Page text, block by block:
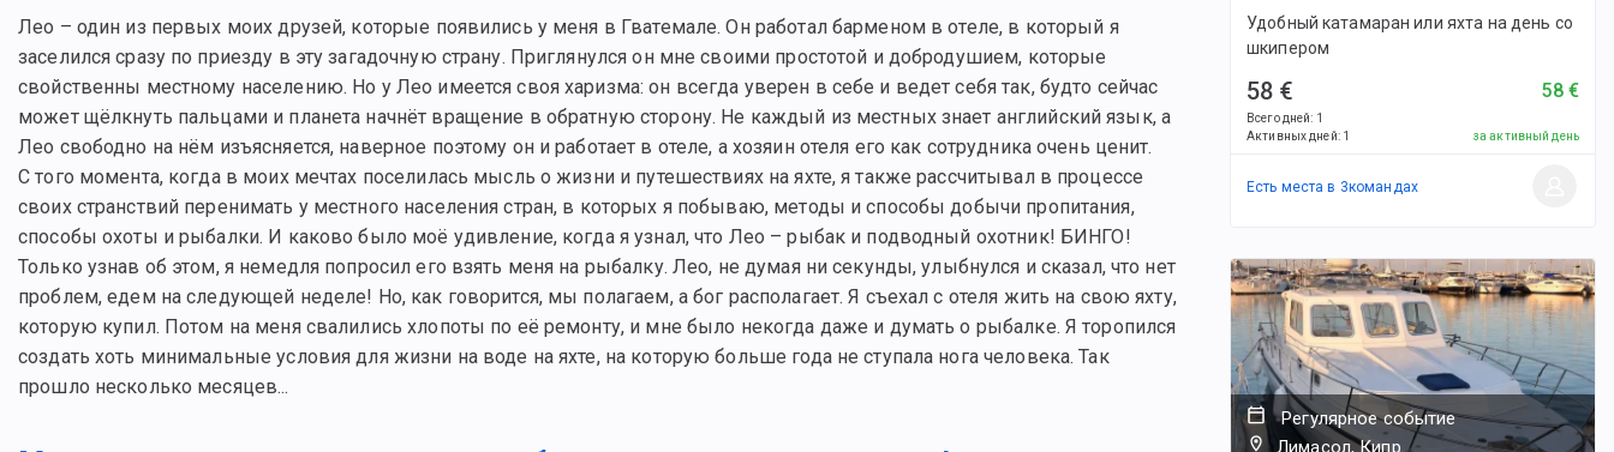
Лео – один из первых моих друзей, которые появились у меня в Гватемале. Он работал барменом в отеле, в который я
заселился сразу по приезду в эту загадочную страну. Приглянулся он мне своими простотой и добродушием, которые
свойственны местному населению. Но у Лео имеется своя харизма: он всегда уверен в себе и ведет себя так, будто сейчас
может щёлкнуть пальцами и планета начнёт вращение в обратную сторону. Не каждый из местных знает английский язык, а
Лео свободно на нём изъясняется, наверное поэтому он и работает в отеле, а хозяин отеля его как сотрудника очень ценит.
С того момента, когда в моих мечтах поселилась мысль о жизни и путешествиях на яхте, я также рассчитывал в процессе
своих странствий перенимать у местного населения стран, в которых я побываю, методы и способы добычи пропитания,
способы охоты и рыбалки. И каково было моё удивление, когда я узнал, что Лео – рыбак и подводный охотник! БИНГО!
Только узнав об этом, я немедля попросил его взять меня на рыбалку. Лео, не думая ни секунды, улыбнулся и сказал, что нет
проблем, едем на следующей неделе! Но, как говорится, мы полагаем, а бог располагает. Я съехал с отеля жить на свою яхту,
которую купил. Потом на меня свалились хлопоты по её ремонту, и мне было некогда даже и думать о рыбалке. Я торопился
создать хоть минимальные условия для жизни на воде на яхте, на которую больше года не ступала нога человека. Так
прошло несколько месяцев...
Удобный катамаран или яхта на день со
шкипером
58 €
Всего дней: 1
Активных дней: 1
58 €
за активный день
Есть места в 3командах
Регулярное событие
Лимасол, Кипр